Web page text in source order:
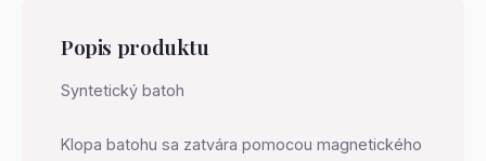
Popis produktu
Syntetický batoh
Klopa batohu sa zatvára pomocou magnetického